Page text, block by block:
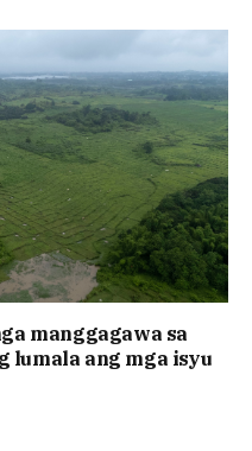
manggagawa sa
lumala ang mga isyu